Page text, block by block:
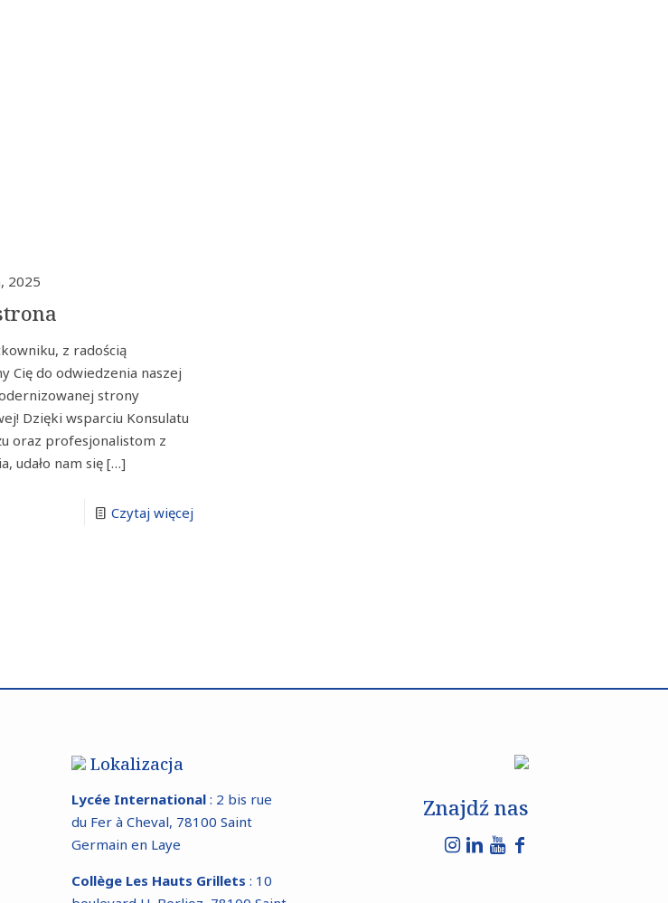
2025
z radością
Cię do odwiedzenia naszej
strony
Dzięki wsparciu Konsulatu
oraz profesjonalistom z
udało nam się[…]
Czytaj więcej
Lokalizacja
Lycée International : 2 bis rue
du Fer à Cheval, 78100 Saint
Germain en Laye
Collège Les Hauts Grillets : 10
Znajdź nas